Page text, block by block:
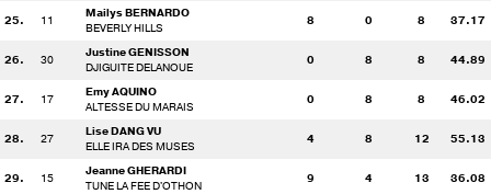
25. 11
Mailys BERNARDO
BEVERLY HILLS
8 0 8 37.17
26. 30
Justine GENISSON
DJIGUITE DELANOUE
0 8 8 44.89
27. 17
Emy AQUINO
ALTESSE DU MARAIS
0 8 8 46.02
28. 27
Lise DANG VU
ELLE IRA DES MUSES
4 8 12 55.13
29. 15
Jeanne GHERARDI
TUNE LA FEE D'OTHON
9 4 13 36.08